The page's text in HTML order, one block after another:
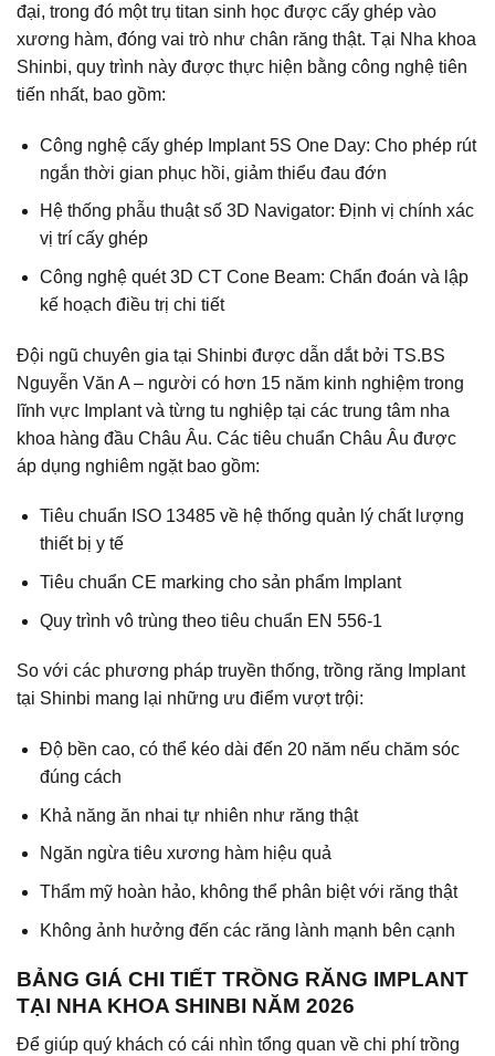
đại, trong đó một trụ titan sinh học được cấy ghép vào
xương hàm, đóng vai trò như chân răng thật. Tại Nha khoa
Shinbi, quy trình này được thực hiện bằng công nghệ tiên
tiến nhất, bao gồm:
Công nghệ cấy ghép Implant 5S One Day: Cho phép rút
ngắn thời gian phục hồi, giảm thiểu đau đớn
Hệ thống phẫu thuật số 3D Navigator: Định vị chính xác
vị trí cấy ghép
Công nghệ quét 3D CT Cone Beam: Chẩn đoán và lập
kế hoạch điều trị chi tiết
Đội ngũ chuyên gia tại Shinbi được dẫn dắt bởi TS.BS
Nguyễn Văn A – người có hơn 15 năm kinh nghiệm trong
lĩnh vực Implant và từng tu nghiệp tại các trung tâm nha
khoa hàng đầu Châu Âu. Các tiêu chuẩn Châu Âu được
áp dụng nghiêm ngặt bao gồm:
Tiêu chuẩn ISO 13485 về hệ thống quản lý chất lượng
thiết bị y tế
Tiêu chuẩn CE marking cho sản phẩm Implant
Quy trình vô trùng theo tiêu chuẩn EN 556-1
So với các phương pháp truyền thống, trồng răng Implant
tại Shinbi mang lại những ưu điểm vượt trội:
Độ bền cao, có thể kéo dài đến 20 năm nếu chăm sóc
đúng cách
Khả năng ăn nhai tự nhiên như răng thật
Ngăn ngừa tiêu xương hàm hiệu quả
Thẩm mỹ hoàn hảo, không thể phân biệt với răng thật
Không ảnh hưởng đến các răng lành mạnh bên cạnh
BẢNG GIÁ CHI TIẾT TRỒNG RĂNG IMPLANT
TẠI NHA KHOA SHINBI NĂM 2026
Để giúp quý khách có cái nhìn tổng quan về chi phí trồng